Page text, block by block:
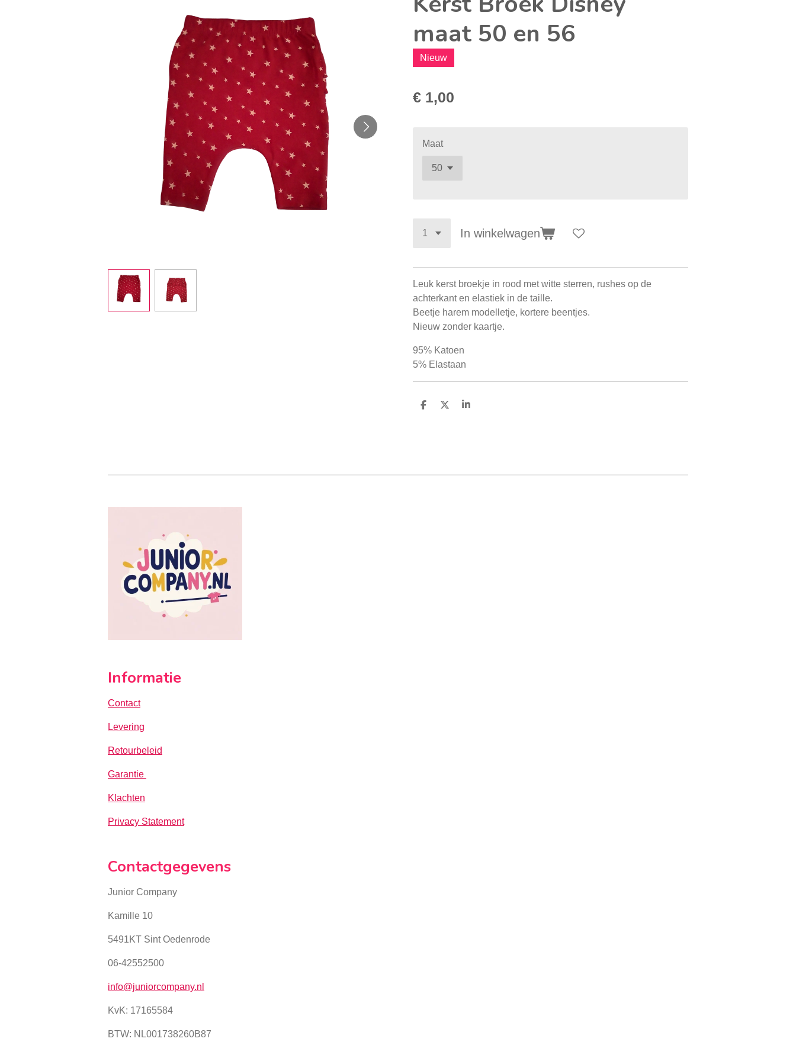
maat 50 en 56
Nieuw
€ 1,00
Maat
In winkelwagen
Leuk kerst broekje in rood met witte sterren, rushes op de
achterkant en elastiek in de taille.
Beetje harem modelletje, kortere beentjes.
Nieuw zonder kaartje.
95% Katoen
5% Elastaan
D
D
S
Informatie
Contact
Levering
Retourbeleid
Garantie
Klachten
Privacy Statement
Contactgegevens
Junior Company
Kamille 10
5491KT Sint Oedenrode
06-42552500
info@juniorcompany.nl
KvK: 17165584
BTW: NL001738260B87